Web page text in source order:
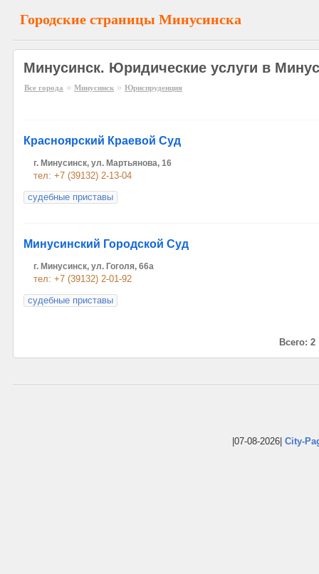
Городские страницы Минусинска
Минусинск. Юридические услуги в
Все города » Минусинск » Юриспруденция
Красноярский Краевой Суд
г. Минусинск, ул. Мартьянова, 16
тел: +7 (39132) 2-13-04
судебные приставы
Минусинский Городской Суд
г. Минусинск, ул. Гоголя, 66а
тел: +7 (39132) 2-01-92
судебные приставы
Всего: 2
|07-08-2026| City-